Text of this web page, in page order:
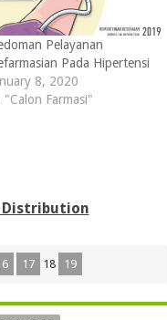
Pelayanan
Pada Hipertensi
8, 2020
"Calon Farmasi"
Distribution
17 18 19